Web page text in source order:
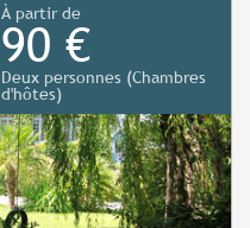
À partir de
90 €
Deux personnes (Chambres
d'hôtes)